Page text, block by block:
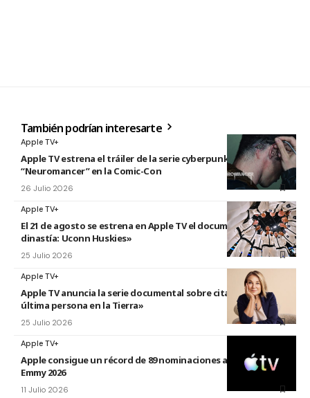
También podrían interesarte
Apple TV+
Apple TV estrena el tráiler de la serie cyberpunk
“Neuromancer” en la Comic-Con
26 Julio 2026
Apple TV+
El 21 de agosto se estrena en Apple TV el documental «La
dinastía: Uconn Huskies»
25 Julio 2026
Apple TV+
Apple TV anuncia la serie documental sobre citas titulada «La
última persona en la Tierra»
25 Julio 2026
Apple TV+
Apple consigue un récord de 89 nominaciones a los premios
Emmy 2026
11 Julio 2026